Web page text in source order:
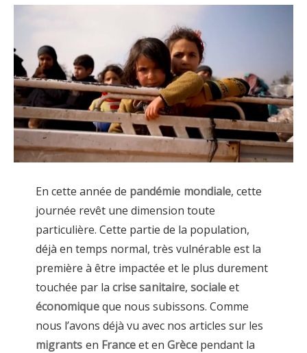
En cette année de pandémie mondiale, cette
journée revêt une dimension toute
particulière. Cette partie de la population,
déjà en temps normal, très vulnérable est la
première à être impactée et le plus durement
touchée par la crise sanitaire,socialeet
économiqueque nous subissons. Comme
nous l’avons déjà vu avec nos articles sur les
migrants en Franceet enGrècependant la